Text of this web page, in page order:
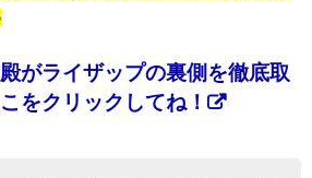
がライザップの裏側を徹底取
をクリックしてね！